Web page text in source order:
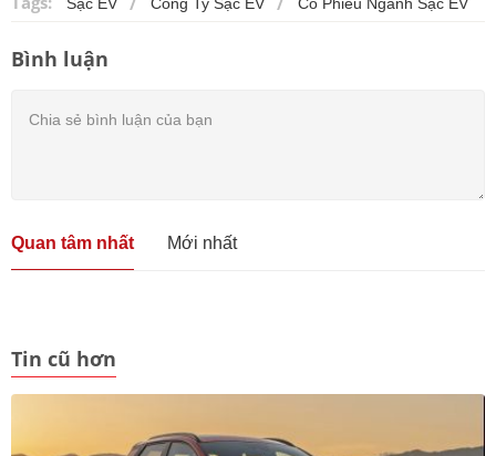
Bình luận
Quan tâm nhất Mới nhất
Tin cũ hơn